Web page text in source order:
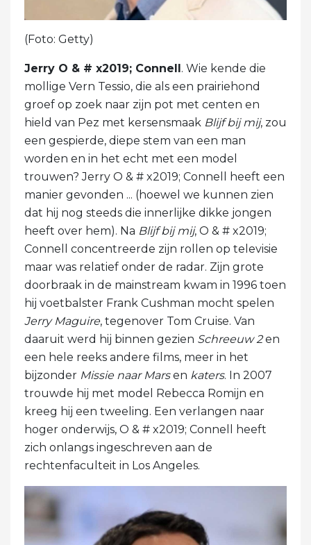
(Foto: Getty)
Jerry O & # x2019; Connell. Wie kende die
mollige Vern Tessio, die als een prairiehond
groef op zoek naar zijn pot met centen en
hield van Pez met kersensmaak Blijf bij mij, zou
een gespierde, diepe stem van een man
worden en in het echt met een model
trouwen? Jerry O & # x2019; Connell heeft een
manier gevonden ... (hoewel we kunnen zien
dat hij nog steeds die innerlijke dikke jongen
heeft over hem). Na Blijf bij mij, O & # x2019;
Connell concentreerde zijn rollen op televisie
maar was relatief onder de radar. Zijn grote
doorbraak in de mainstream kwam in 1996 toen
hij voetbalster Frank Cushman mocht spelen
Jerry Maguire, tegenover Tom Cruise. Van
daaruit werd hij binnen gezien Schreeuw 2en
een hele reeks andere films, meer in het
bijzonder Missie naar Marsen katers. In 2007
trouwde hij met model Rebecca Romijn en
kreeg hij een tweeling. Een verlangen naar
hoger onderwijs, O & # x2019; Connell heeft
zich onlangs ingeschreven aan de
rechtenfaculteit in Los Angeles.